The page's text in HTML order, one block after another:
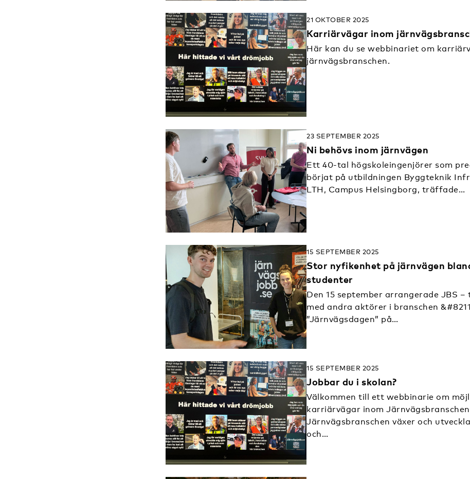
21 OKTOBER 2025
Karriärvägar inom
Här kan du se webbinariet om
järnvägsbranschen.
23 SEPTEMBER 2025
Ni behövs inom järnvägen
Ett 40-tal högskoleingenjörer som
börjat på utbildningen Byggteknik
LTH, Campus Helsingborg, träffade…
15 SEPTEMBER 2025
Stor nyfikenhet på järnvägen
studenter
Den 15 september arrangerade JBS –
med andra aktörer i branschen
”Järnvägsdagen” på…
15 SEPTEMBER 2025
Jobbar du i skolan?
Välkommen till ett webbinarie om
karriärvägar inom
Järnvägsbranschen växer och
och…